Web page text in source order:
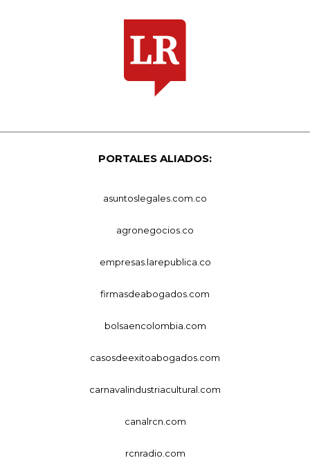
PORTALES ALIADOS:
asuntoslegales.com.co
agronegocios.co
empresas.larepublica.co
firmasdeabogados.com
bolsaencolombia.com
casosdeexitoabogados.com
carnavalindustriacultural.com
canalrcn.com
rcnradio.com